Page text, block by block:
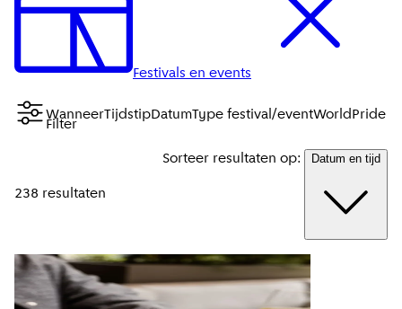
Festivals en events
Filter
WanneerTijdstipDatumType festival/eventWorldPride
238 resultaten
Sorteer resultaten op: Datum en tijd